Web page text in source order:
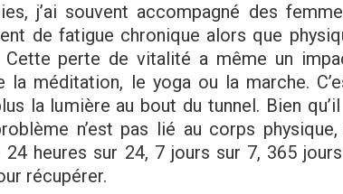
j’ai souvent accompagné des
de fatigue chronique alors que
Cette perte de vitalité a même un
la méditation, le yoga ou la marche.
la lumière au bout du tunnel. Bien
n’est pas lié au corps
heures sur 24, 7 jours sur 7, 365
récupérer.